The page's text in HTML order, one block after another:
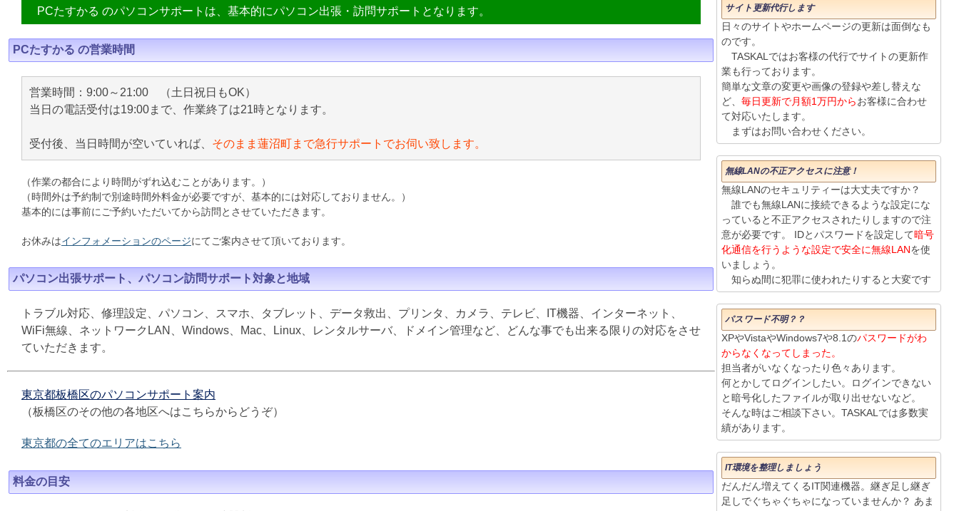
PCたすかる のパソコンサポートは、基本的にパソコン出張・訪問サポートとなります。
PCたすかる の営業時間
営業時間：9:00～21:00 （土日祝日もOK）
当日の電話受付は19:00まで、作業終了は21時となります。
受付後、当日時間が空いていれば、 そのまま蓮沼町まで急行サポートでお伺い致します。
（作業の都合により時間がずれ込むことがあります。）
（時間外は予約制で別途時間外料金が必要ですが、基本的には対応しておりません。）
基本的には事前にご予約いただいてから訪問とさせていただきます。
お休みはインフォメーションのページにてご案内させて頂いております。
パソコン出張サポート、パソコン訪問サポート対象と地域
トラブル対応、修理設定、パソコン、スマホ、タブレット、データ救出、プリンタ、カメラ、テレビ、IT機器、インターネット、
WiFi無線、ネットワークLAN、Windows、Mac、Linux、レンタルサーバ、ドメイン管理など、どんな事でも出来る限りの対応をさせ
ていただきます。
東京都板橋区のパソコンサポート案内
（板橋区のその他の各地区へはこちらからどうぞ）
東京都の全てのエリアはこちら
料金の目安
サイト更新代行します
日々のサイトやホームページの更新は面倒なも
のです。
TASKALではお客様の代行でサイトの更新作
業も行っております。
簡単な文章の変更や画像の登録や差し替えな
ど、 毎日更新で月額1万円からお客様に合わせ
て対応いたします。
まずはお問い合わせください。
無線LANの不正アクセスに注意！
無線LANのセキュリティーは大丈夫ですか？
誰でも無線LANに接続できるような設定にな
っていると不正アクセスされたりしますので注
意が必要です。 IDとパスワードを設定して暗号
化通信を行うような設定で安全に無線LANを使
いましょう。
知らぬ間に犯罪に使われたりすると大変です
パスワード不明？？
XPやVistaやWindows7や8.1のパスワードがわ
からなくなってしまった。
担当者がいなくなったり色々あります。
何とかしてログインしたい。ログインできない
と暗号化したファイルが取り出せないなど。
そんな時はご相談下さい。TASKALでは多数実
績があります。
IT環境を整理しましょう
だんだん増えてくるIT関連機器。継ぎ足し継ぎ
足しでぐちゃぐちゃになっていませんか？ あま